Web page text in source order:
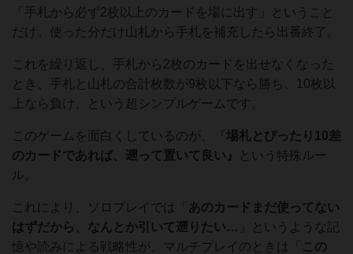
「手札から必ず2枚以上のカードを場に出す」ということ
だけ。使った分だけ山札から手札を補充したら出番終了。
これを繰り返し、手札から2枚のカードを出せなくなった
とき、手札と山札の合計枚数が9枚以下なら勝ち、10枚以
上なら負け、という超シンプルゲームです。
このゲームを面白くしているのが、『 場札とぴったり10差
のカードであれば、遡って置いて良い』
という特殊ルー
ル。
これにより、ソロプレイでは「 あのカードまだ使ってない
はずだから、なんとか引いて遡りたい…
」というような記
憶や読みによる戦略性が、マルチプレイのときは「
この